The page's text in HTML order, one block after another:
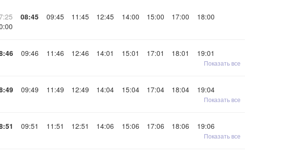
08:45 09:45 11:45 12:45 14:00 15:00 17:00
18:00
09:46 11:46 12:46 14:01 15:01 17:01 18:01
19:01
Показать все
09:49 11:49 12:49 14:04 15:04 17:04 18:04
19:04
Показать все
09:51 11:51 12:51 14:06 15:06 17:06 18:06
19:06
Показать все